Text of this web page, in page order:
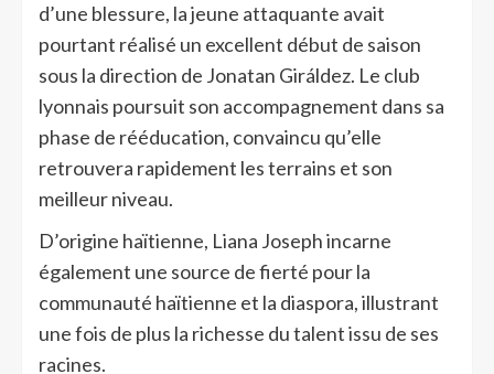
d’une blessure, la jeune attaquante avait
pourtant réalisé un excellent début de saison
sous la direction de Jonatan Giráldez. Le club
lyonnais poursuit son accompagnement dans sa
phase de rééducation, convaincu qu’elle
retrouvera rapidement les terrains et son
meilleur niveau.
D’origine haïtienne, Liana Joseph incarne
également une source de fierté pour la
communauté haïtienne et la diaspora, illustrant
une fois de plus la richesse du talent issu de ses
racines.